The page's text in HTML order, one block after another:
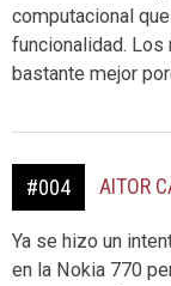
computacional
funcionalidad.
bastante mejor
#004 AITOR
Ya se hizo un
en la Nokia 770